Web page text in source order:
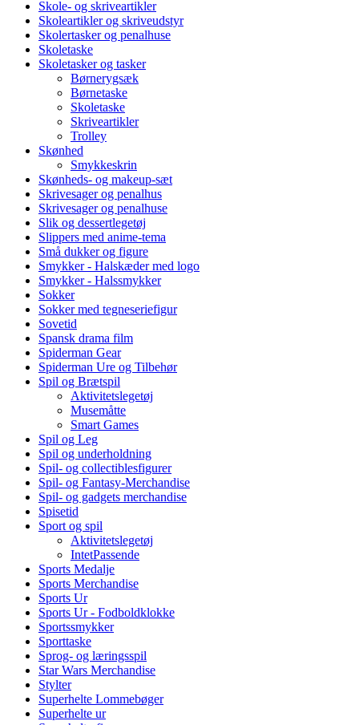
Skole- og skriveartikler
Skoleartikler og skriveudstyr
Skolertasker og penalhuse
Skoletaske
Skoletasker og tasker
Børnerygsæk
Børnetaske
Skoletaske
Skriveartikler
Trolley
Skønhed
Smykkeskrin
Skønheds- og makeup-sæt
Skrivesager og penalhus
Skrivesager og penalhuse
Slik og dessertlegetøj
Slippers med anime-tema
Små dukker og figure
Smykker - Halskæder med logo
Smykker - Halssmykker
Sokker
Sokker med tegneseriefigur
Sovetid
Spansk drama film
Spiderman Gear
Spiderman Ure og Tilbehør
Spil og Brætspil
Aktivitetslegetøj
Musemåtte
Smart Games
Spil og Leg
Spil og underholdning
Spil- og collectiblesfigurer
Spil- og Fantasy-Merchandise
Spil- og gadgets merchandise
Spisetid
Sport og spil
Aktivitetslegetøj
IntetPassende
Sports Medalje
Sports Merchandise
Sports Ur
Sports Ur - Fodboldklokke
Sportssmykker
Sporttaske
Sprog- og læringsspil
Star Wars Merchandise
Stylter
Superhelte Lommebøger
Superhelte ur